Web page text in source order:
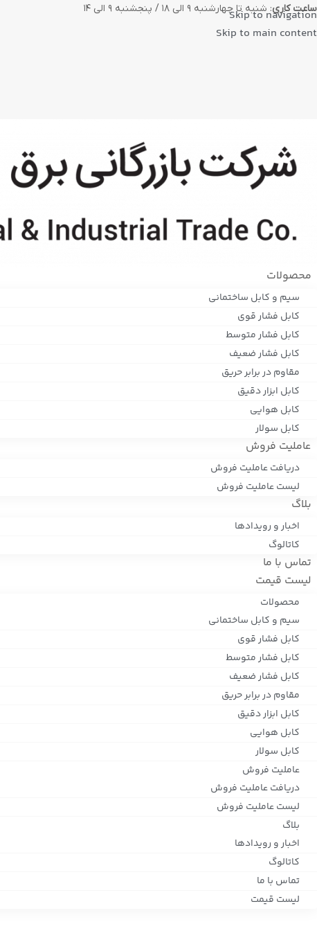
Skip to navigation
Skip to main content
ساعت کاری: شنبه تا چهارشنبه ۹ الی ۱۸ / پنجشنبه ۹ الی ۱۴
محصولات
سیم و کابل ساختمانی
کابل فشار قوی
کابل فشار متوسط
کابل فشار ضعیف
مقاوم در برابر حریق
کابل ابزار دقیق
کابل هوایی
کابل سولار
عاملیت فروش
دریافت عاملیت فروش
لیست عاملیت فروش
بلاگ
اخبار و رویدادها
کاتالوگ
تماس با ما
لیست قیمت
محصولات
سیم و کابل ساختمانی
کابل فشار قوی
کابل فشار متوسط
کابل فشار ضعیف
مقاوم در برابر حریق
کابل ابزار دقیق
کابل هوایی
کابل سولار
عاملیت فروش
دریافت عاملیت فروش
لیست عاملیت فروش
بلاگ
اخبار و رویدادها
کاتالوگ
تماس با ما
لیست قیمت